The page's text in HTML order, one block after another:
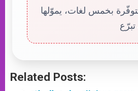
بخمس لغات، يموّلها
Related Posts: